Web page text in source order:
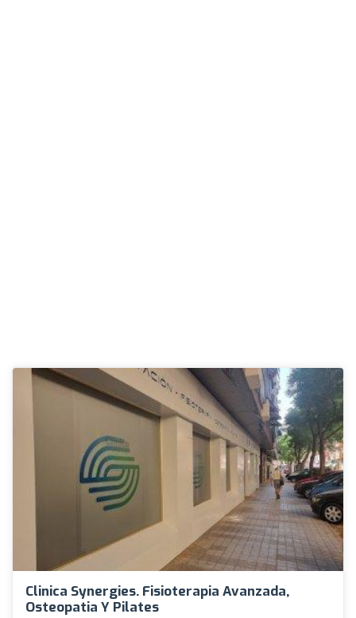
Clinica Synergies. Fisioterapia Avanzada,
Osteopatia Y Pilates